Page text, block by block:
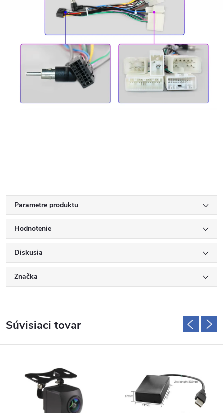
Parametre produktu
Hodnotenie
Diskusia
Značka
Súvisiaci tovar